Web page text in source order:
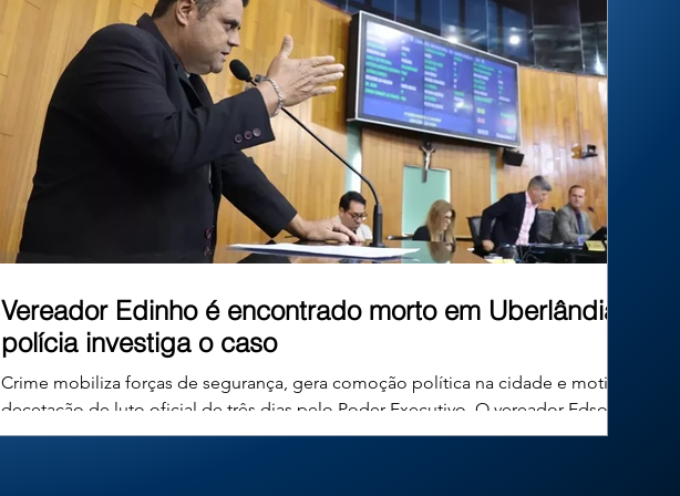
inéditos. Mas afinal, existe algum limite para
essa criatividade? No Brasil, um
Vereador Edinho é encontrado morto em Uberlândia;
polícia investiga o caso
Crime mobiliza forças de segurança, gera comoção política na cidade e motiva
decetação de luto oficial de três dias pelo Poder Executivo. O vereador Edson
Carvalho Ferreira, de 49 anos, conhecido publicamente como Edinho Combate ao